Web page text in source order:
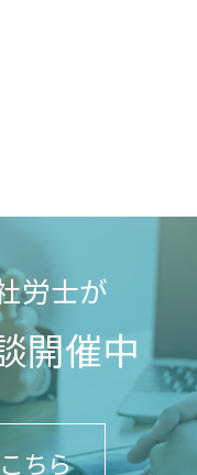
労士が
開催中
ちら